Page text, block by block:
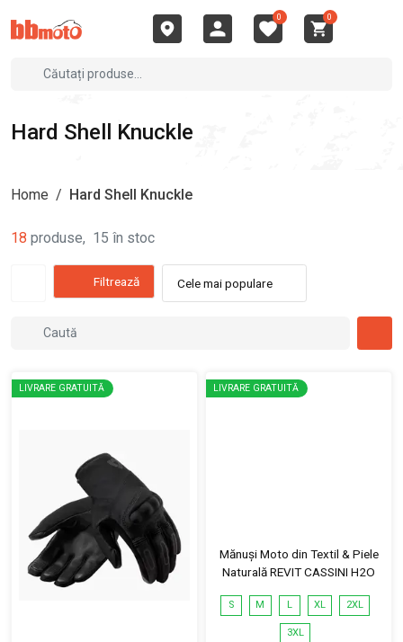
0 0
Hard Shell Knuckle
Home / Hard Shell Knuckle
18 produse, 15 în stoc
Filtrează Cele mai populare
LIVRARE GRATUITĂ LIVRARE GRATUITĂ
Mănuși Moto din Textil & Piele
Naturală REVIT CASSINI H2O
S M L XL 2XL
3XL